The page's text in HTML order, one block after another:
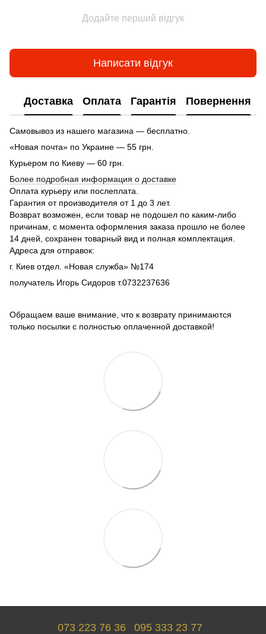
Додайте перший відгук
Написати відгук
Доставка Оплата Гарантія Повернення
Самовывоз из нашего магазина — бесплатно.
«Новая почта» по Украине — 55 грн.
Курьером по Киеву — 60 грн.
Более подробная информация о доставке
Оплата курьеру или послеплата.
Гарантия от производителя от 1 до 3 лет.
Возврат возможен, если товар не подошел по каким-либо
причинам, с момента оформления заказа прошло не более
14 дней, сохранен товарный вид и полная комплектация.
Адреса для отправок:
г. Киев отдел. «Новая служба» №174
получатель Игорь Сидоров т.0732237636
Обращаем ваше внимание, что к возврату принимаются
только посылки с полностью оплаченной доставкой!
073 223 76 36 095 333 23 77